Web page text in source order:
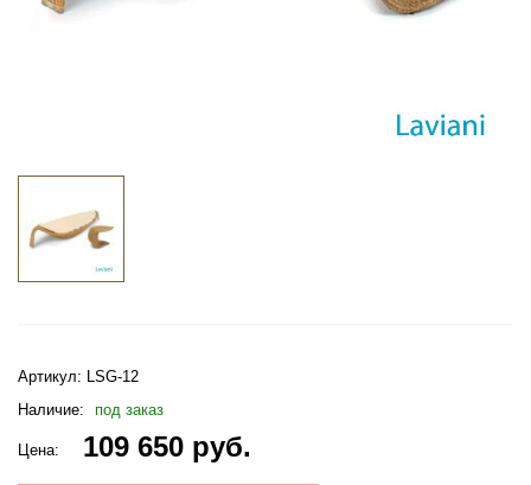
Артикул: LSG-12
Наличие:
под заказ
Цена: 109 650 руб.